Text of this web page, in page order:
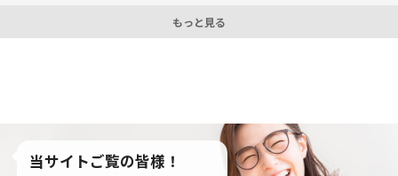
もっと見る
当サイトご覧の皆様！